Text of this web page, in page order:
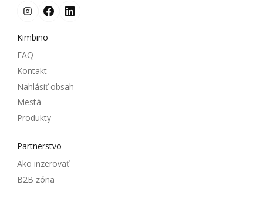
Kimbino
FAQ
Kontakt
Nahlásiť obsah
Mestá
Produkty
Partnerstvo
Ako inzerovať
B2B zóna